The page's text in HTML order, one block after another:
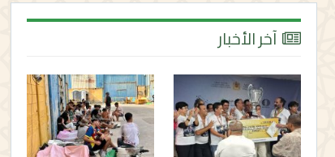
آخر الأخبار